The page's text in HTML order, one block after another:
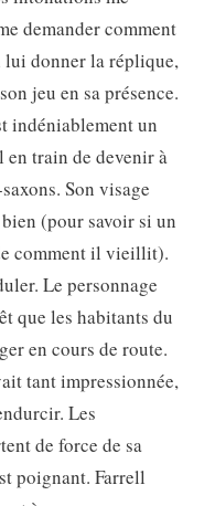
demander comment
donner la réplique,
jeu en sa présence.
indéniablement un
train de devenir à
Son visage
(pour savoir si un
comment il vieillit).
Le personnage
que les habitants du
en cours de route.
tant impressionnée,
Les
de force de sa
poignant. Farrell